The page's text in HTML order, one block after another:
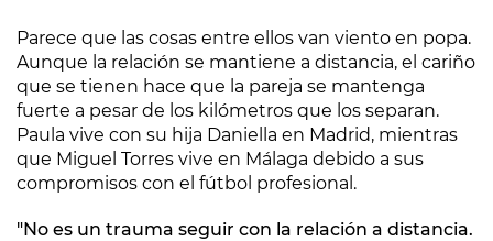
Parece que las cosas entre ellos van viento en popa.
Aunque la relación se mantiene a distancia, el cariño
que se tienen hace que la pareja se mantenga
fuerte a pesar de los kilómetros que los separan.
Paula vive con su hija Daniella en Madrid, mientras
que Miguel Torres vive en Málaga debido a sus
compromisos con el fútbol profesional.
"No es un trauma seguir con la relación a distancia.